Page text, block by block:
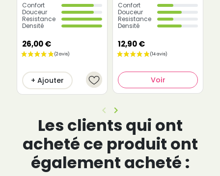
Confort
Douceur
Resistance
Densité
26,00 €
+ Ajouter
Confort
Douceur
Resistance
Densité
12,90 €
Voir
Précédent
keyboard_arrow_left Suivant
keyboard_arrow_right
Les clients qui ont
acheté ce produit ont
également acheté :